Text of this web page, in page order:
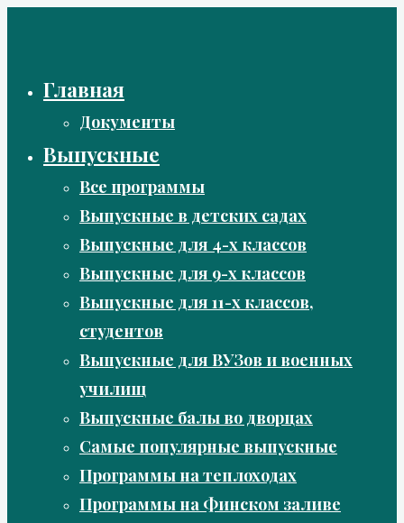
Главная
Документы
Выпускные
Все программы
Выпускные в детских садах
Выпускные для 4-х классов
Выпускные для 9-х классов
Выпускные для 11-х классов,
студентов
Выпускные для ВУЗов и военных
училищ
Выпускные балы во дворцах
Самые популярные выпускные
Программы на теплоходах
Программы на Финском заливе